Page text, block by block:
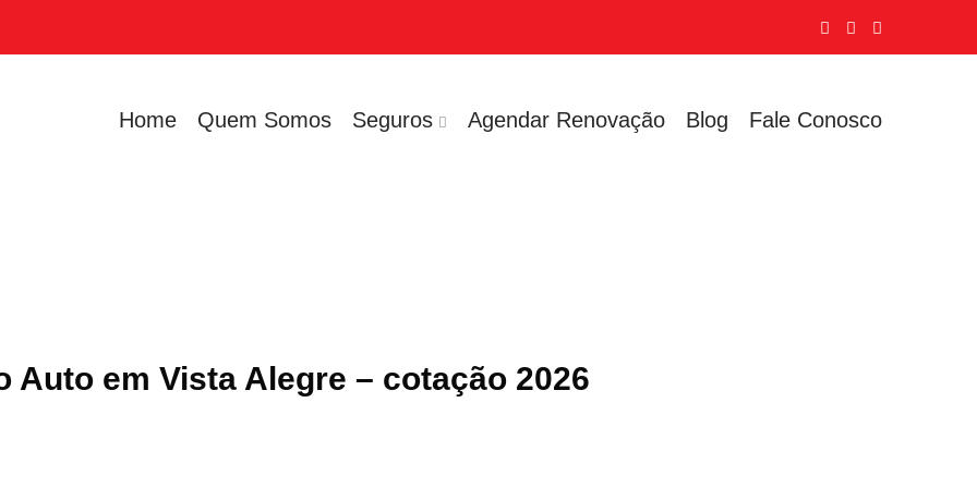
Home Quem Somos Seguros Agendar Renovação Blog Fale Conosco
Auto em Vista Alegre – cotação 2026